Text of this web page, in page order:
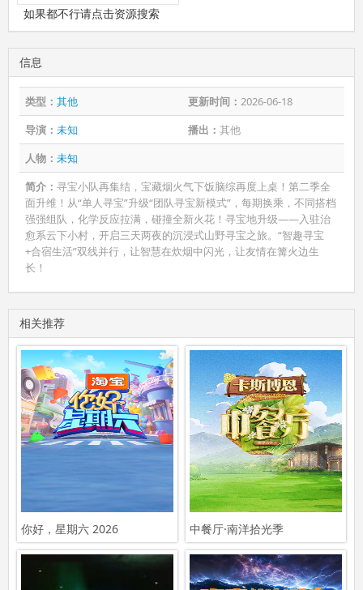
如果都不行请点击资源搜索
信息
类型： 其他 更新时间： 2026-06-18
导演： 未知 播出： 其他
人物： 未知
简介： 寻宝小队再集结，宝藏烟火气下饭脑综再度上桌！第二季全
面升维！从“单人寻宝”升级“团队寻宝新模式”，每期换乘，不同搭档
强强组队，化学反应拉满，碰撞全新火花！寻宝地升级——入驻治
愈系云下小村，开启三天两夜的沉浸式山野寻宝之旅。“智趣寻宝
+合宿生活”双线并行，让智慧在炊烟中闪光，让友情在篝火边生
长！
相关推荐
你好，星期六 2026 中餐厅·南洋拾光季